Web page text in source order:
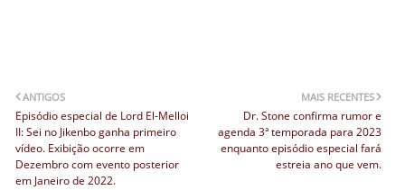
MAIS RECENTES
Dr. Stone confirma rumor e
agenda 3ª temporada para 2023
enquanto episódio especial fará
estreia ano que vem.
ANTIGOS
Episódio especial de Lord El-Melloi
II: Sei no Jikenbo ganha primeiro
vídeo. Exibição ocorre em
Dezembro com evento posterior
em Janeiro de 2022.